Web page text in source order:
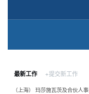
最新工作 +提交新工作